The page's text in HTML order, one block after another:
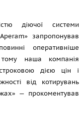
діючої системи
запропонував
оперативніше
наша компанія
дією цін і
від котирувань
— прокоментував